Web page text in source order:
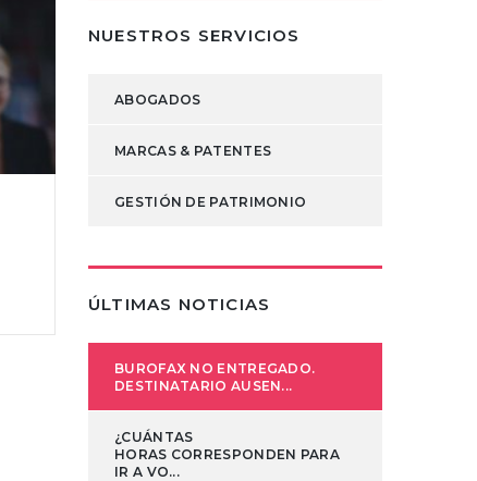
NUESTROS SERVICIOS
ABOGADOS
MARCAS & PATENTES
GESTIÓN DE PATRIMONIO
ÚLTIMAS NOTICIAS
BUROFAX NO ENTREGADO.
DESTINATARIO AUSEN...
¿CUÁNTAS
HORAS CORRESPONDEN PARA
IR A VO...